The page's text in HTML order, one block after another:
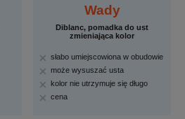
Wady
Diblanc, pomadka do ust
zmieniająca kolor
słabo umiejscowiona w obudowie
może wysuszać usta
kolor nie utrzymuje się długo
cena